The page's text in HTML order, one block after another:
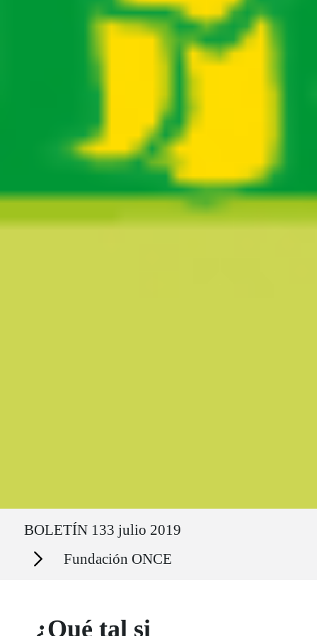
BOLETÍN 133 julio 2019
Secciones Fundación ONCE
¿Qué tal si